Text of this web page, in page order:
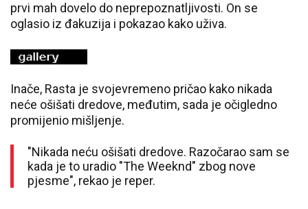
prvi mah dovelo do neprepoznatljivosti. On se
oglasio iz đakuzija i pokazao kako uživa.
Inače, Rasta je svojevremeno pričao kako nikada
neće ošišati dredove, međutim, sada je očigledno
promijenio mišljenje.
"Nikada neću ošišati dredove. Razočarao sam se
kada je to uradio "The Weeknd" zbog nove
pjesme", rekao je reper.